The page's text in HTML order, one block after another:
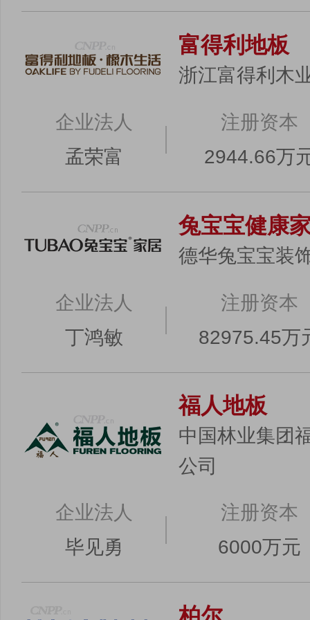
富得利地板
浙江富得利木
企业法人
孟荣富
注册资本
2944.66万
兔宝宝健康
德华兔宝宝装
企业法人
丁鸿敏
注册资本
82975.45万
福人地板
中国林业集团
公司
企业法人
毕见勇
注册资本
6000万元